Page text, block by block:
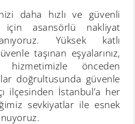
daha hızlı ve güvenli
asansörlü nakliyat
Yüksek katlı
taşınan eşyalarınız,
önceden
doğrultusunda güvenle
ilçesinden İstanbul’a her
sevkiyatlar ile esnek